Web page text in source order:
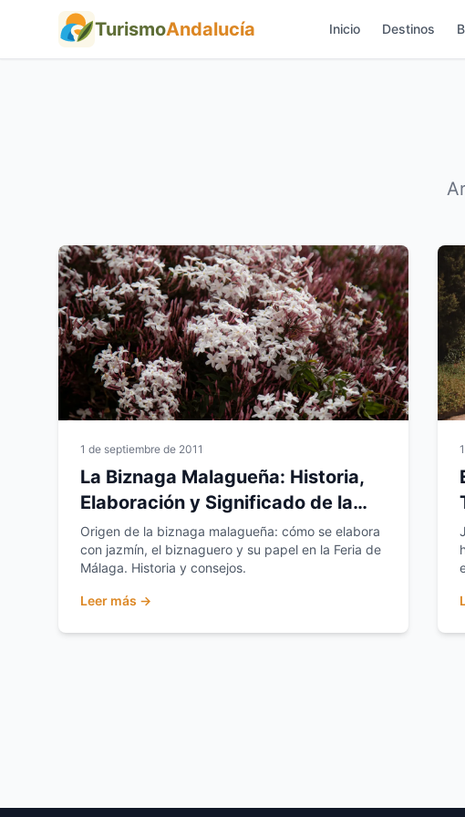
TurismoAndalucía Inicio Destinos
1 de septiembre de 2011
La Biznaga Malagueña: Historia,
Elaboración y Significado de la
Flor de Málaga
Origen de la biznaga malagueña: cómo se elabora
con jazmín, el biznaguero y su papel en la Feria de
Málaga. Historia y consejos.
Leer más →